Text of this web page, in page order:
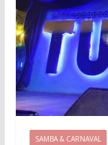
SAMBA & CARNAVAL